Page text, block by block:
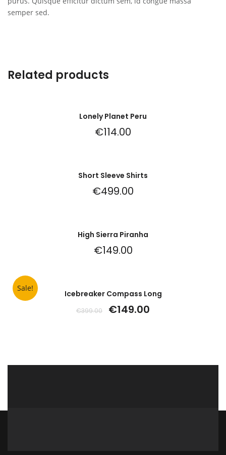
semper sed.
Related products
Lonely Planet Peru
€114.00
Short Sleeve Shirts
€499.00
High Sierra Piranha
€149.00
Sale!
Icebreaker Compass Long
€399.00 €149.00